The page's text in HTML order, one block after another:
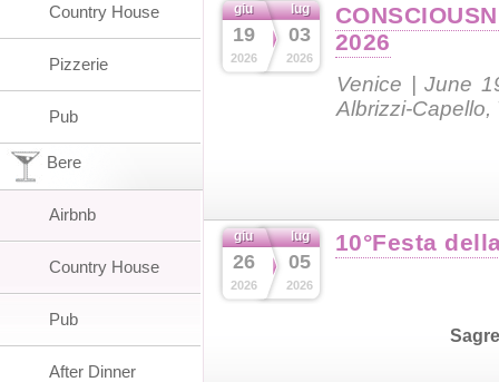
giu
19
2026
lug
03
2026
2026
Venice | June
Albrizzi-Capello,
giu
26
2026
lug
05
2026
10°Festa
Sagre
Country House
Pizzerie
Pub
Bere
Airbnb
Country House
Pub
After Dinner